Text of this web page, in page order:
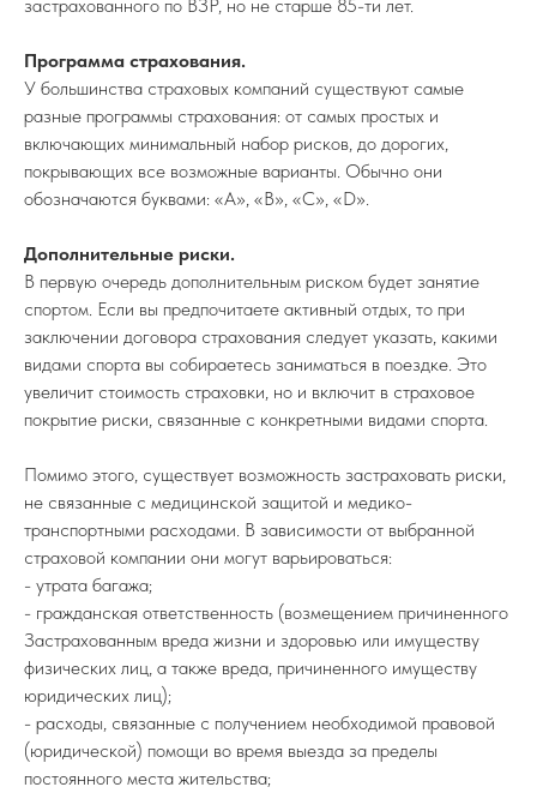
застрахованного по ВЗР, но не старше 85-ти лет.
Программа страхования.
У большинства страховых компаний существуют самые
разные программы страхования: от самых простых и
включающих минимальный набор рисков, до дорогих,
покрывающих все возможные варианты. Обычно они
обозначаются буквами: «A», «B», «C», «D».
Дополнительные риски.
В первую очередь дополнительным риском будет занятие
спортом. Если вы предпочитаете активный отдых, то при
заключении договора страхования следует указать, какими
видами спорта вы собираетесь заниматься в поездке. Это
увеличит стоимость страховки, но и включит в страховое
покрытие риски, связанные с конкретными видами спорта.
Помимо этого, существует возможность застраховать риски,
не связанные с медицинской защитой и медико-
транспортными расходами. В зависимости от выбранной
страховой компании они могут варьироваться:
- утрата багажа;
- гражданская ответственность (возмещением причиненного
Застрахованным вреда жизни и здоровью или имуществу
физических лиц, а также вреда, причиненного имуществу
юридических лиц);
- расходы, связанные с получением необходимой правовой
(юридической) помощи во время выезда за пределы
постоянного места жительства;